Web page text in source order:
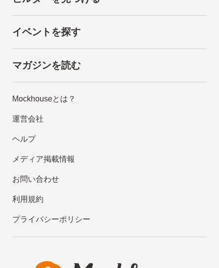
イベントを探す
マガジンを読む
Mockhouseとは？
運営会社
ヘルプ
メディア掲載情報
お問い合わせ
利用規約
プライバシーポリシー